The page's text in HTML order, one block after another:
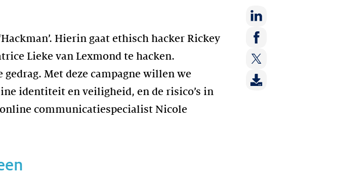
Hierin gaat ethisch hacker Rickey
Lieke van Lexmond te hacken.
Met deze campagne willen we
identiteit en veiligheid, en de risico’s in
communicatiespecialist Nicole
Deel
op:
LinkedIn
Deel
Facebook
Deel
op: